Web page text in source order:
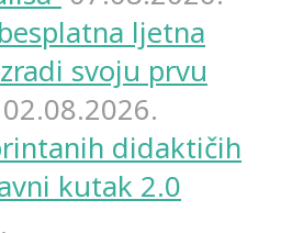
ljetna
svoju prvu
02.08.2026.
didaktičih
kutak 2.0